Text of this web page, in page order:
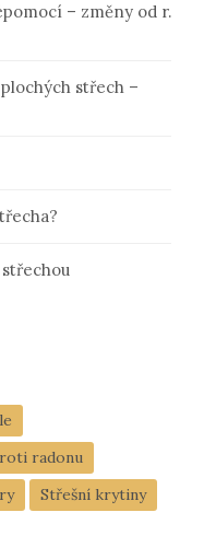
– změny od r.
střech –
radonu
Střešní krytiny